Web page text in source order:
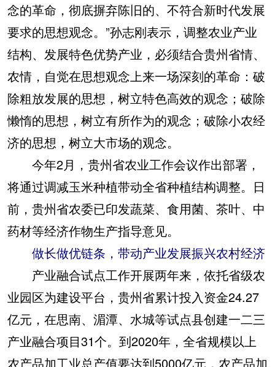
念的革命，彻底摒弃陈旧的、不符合新时代发展
要求的思想观念。”孙志刚表示，调整农业产业
结构、发展特色优势产业，必须结合贵州省情、
农情，自觉在思想观念上来一场深刻的革命：破
除粗放发展的思想，树立特色高效的观念；破除
懒惰的思想，树立有所作为的观念；破除小农经
济的思想，树立大市场的观念。
今年2月，贵州省农业工作会议作出部署，
将通过调减玉米种植带动全省种植结构调整。日
前，贵州省农委已印发蔬菜、食用菌、茶叶、中
药材等经济作物生产指导意见。
做长做优链条，带动产业发展振兴农村经济
产业融合试点工作开展两年来，依托省级农
业园区为建设平台，贵州省累计投入资金24.27
亿元，在思南、湄潭、水城等试点县创建一二三
产业融合项目31个。到2020年，全省规模以上
农产品加工业总产值要达到5000亿元，农产品加